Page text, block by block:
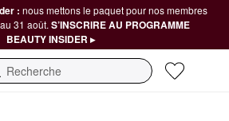
: nous mettons le paquet pour nos membres
31 août. S’INSCRIRE AU PROGRAMME
BEAUTY INSIDER ▸